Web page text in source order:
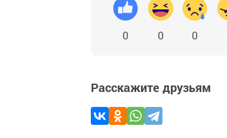
0 0 0
Расскажите друзьям